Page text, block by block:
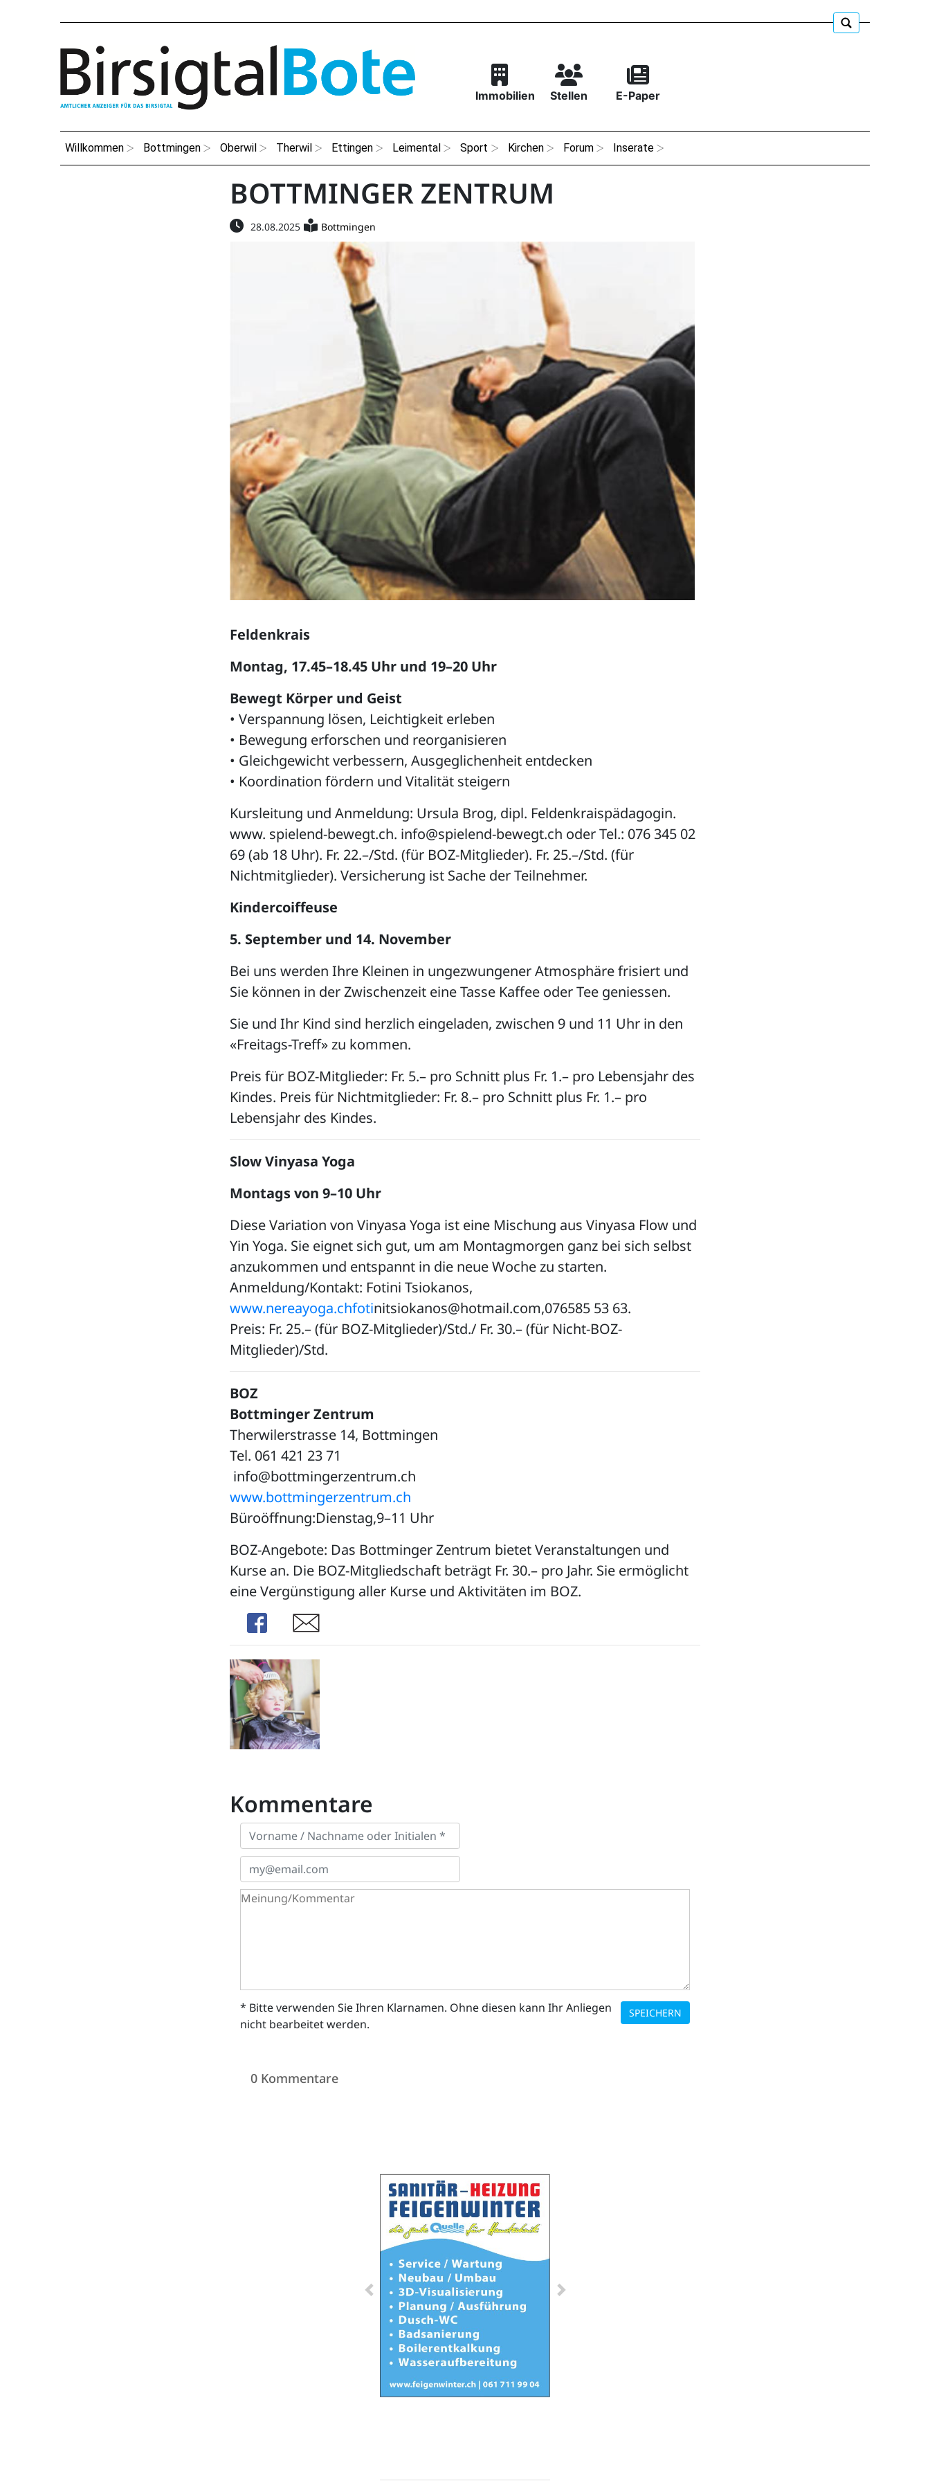
Immobilien Stellen E-Paper
Willkommen Bottmingen Oberwil Therwil Ettingen Leimental Sport Kirchen Forum Inserate
BOTTMINGER ZENTRUM
28.08.2025 Bottmingen
Feldenkrais
Montag, 17.45–18.45 Uhr und 19–20 Uhr
Bewegt Körper und Geist
• Verspannung lösen, Leichtigkeit erleben
• Bewegung erforschen und reorganisieren
• Gleichgewicht verbessern, Ausgeglichenheit entdecken
• Koordination fördern und Vitalität steigern
Kursleitung und Anmeldung: Ursula Brog, dipl. Feldenkraispädagogin.
www. spielend-bewegt.ch. info@spielend-bewegt.ch oder Tel.: 076 345 02
69 (ab 18 Uhr). Fr. 22.–/Std. (für BOZ-Mitglieder). Fr. 25.–/Std. (für
Nichtmitglieder). Versicherung ist Sache der Teilnehmer.
Kindercoiffeuse
5. September und 14. November
Bei uns werden Ihre Kleinen in ungezwungener Atmosphäre frisiert und
Sie können in der Zwischenzeit eine Tasse Kaffee oder Tee geniessen.
Sie und Ihr Kind sind herzlich eingeladen, zwischen 9 und 11 Uhr in den
«Freitags-Treff» zu kommen.
Preis für BOZ-Mitglieder: Fr. 5.– pro Schnitt plus Fr. 1.– pro Lebensjahr des
Kindes. Preis für Nichtmitglieder: Fr. 8.– pro Schnitt plus Fr. 1.– pro
Lebensjahr des Kindes.
Slow Vinyasa Yoga
Montags von 9–10 Uhr
Diese Variation von Vinyasa Yoga ist eine Mischung aus Vinyasa Flow und
Yin Yoga. Sie eignet sich gut, um am Montagmorgen ganz bei sich selbst
anzukommen und entspannt in die neue Woche zu starten.
Anmeldung/Kontakt: Fotini Tsiokanos,
www.nereayoga.chfotinitsiokanos@hotmail.com,076585 53 63.
Preis: Fr. 25.– (für BOZ-Mitglieder)/Std./ Fr. 30.– (für Nicht-BOZ-
Mitglieder)/Std.
BOZ
Bottminger Zentrum
Therwilerstrasse 14, Bottmingen
Tel. 061 421 23 71
info@bottmingerzentrum.ch
www.bottmingerzentrum.ch
Büroöffnung:Dienstag,9–11 Uhr
BOZ-Angebote: Das Bottminger Zentrum bietet Veranstaltungen und
Kurse an. Die BOZ-Mitgliedschaft beträgt Fr. 30.– pro Jahr. Sie ermöglicht
eine Vergünstigung aller Kurse und Aktivitäten im BOZ.
Share
Share
Kommentare
SPEICHERN
* Bitte verwenden Sie Ihren Klarnamen. Ohne diesen kann Ihr Anliegen
nicht bearbeitet werden.
0 Kommentare